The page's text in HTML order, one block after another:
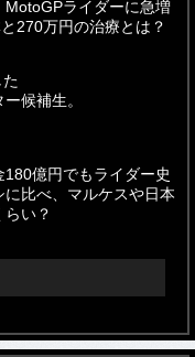
MotoGPライダーに急増
270万円の治療とは？
候補生。
億円でもライダー史
比べ、マルケスや日本
らい？